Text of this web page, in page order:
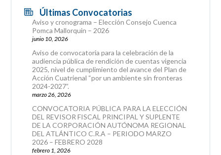
Últimas Convocatorias
Aviso y cronograma – Elección Consejo Cuenca
Pomca Mallorquin – 2026
junio 10, 2026
Aviso de convocatoria para la celebración de la
audiencia pública de rendición de cuentas vigencia
2025, nivel de cumplimiento del avance del Plan de
Acción Cuatrienal “por un ambiente sin fronteras
2024-2027”.
marzo 26, 2026
CONVOCATORIA PÚBLICA PARA LA ELECCIÓN
DEL REVISOR FISCAL PRINCIPAL Y SUPLENTE
DE LA CORPORACIÓN AUTÓNOMA REGIONAL
DEL ATLÁNTICO C.R.A – PERIODO MARZO
2026 – FEBRERO 2028
febrero 1, 2026